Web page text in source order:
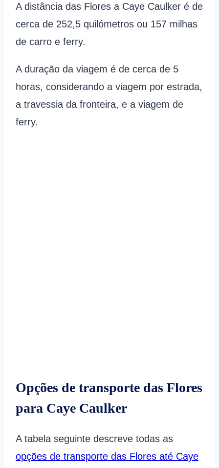
A distância das Flores a Caye Caulker é de
cerca de 252,5 quilómetros ou 157 milhas
de carro e ferry.
A duração da viagem é de cerca de 5
horas, considerando a viagem por estrada,
a travessia da fronteira, e a viagem de
ferry.
Opções de transporte das Flores
para Caye Caulker
A tabela seguinte descreve todas as
opções de transporte das Flores até Caye